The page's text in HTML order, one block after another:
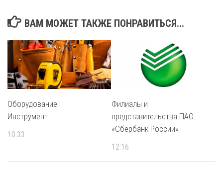
ВАМ МОЖЕТ ТАКЖЕ ПОНРАВИТЬСЯ...
Оборудование |
Инструмент
10:33
Филиалы и
представительства ПАО
«Сбербанк России»
12:16